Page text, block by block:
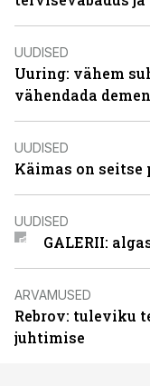
UUDISED
Uuring: vähem
vähendada
UUDISED
Käimas on
UUDISED
GALERII:
ARVAMUSED
Rebrov: tuleviku
juhtimise